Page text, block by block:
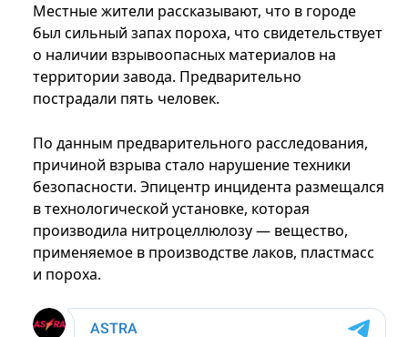
Местные жители рассказывают, что в городе
был сильный запах пороха, что свидетельствует
о наличии взрывоопасных материалов на
территории завода. Предварительно
пострадали пять человек.
По данным предварительного расследования,
причиной взрыва стало нарушение техники
безопасности. Эпицентр инцидента размещался
в технологической установке, которая
производила нитроцеллюлозу — вещество,
применяемое в производстве лаков, пластмасс
и пороха.